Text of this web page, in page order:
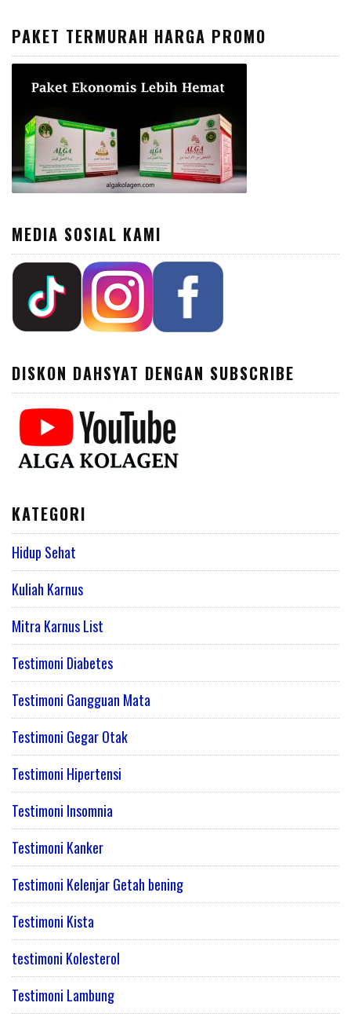
PAKET TERMURAH HARGA PROMO
MEDIA SOSIAL KAMI
DISKON DAHSYAT DENGAN SUBSCRIBE
KATEGORI
Hidup Sehat
Kuliah Karnus
Mitra Karnus List
Testimoni Diabetes
Testimoni Gangguan Mata
Testimoni Gegar Otak
Testimoni Hipertensi
Testimoni Insomnia
Testimoni Kanker
Testimoni Kelenjar Getah bening
Testimoni Kista
testimoni Kolesterol
Testimoni Lambung